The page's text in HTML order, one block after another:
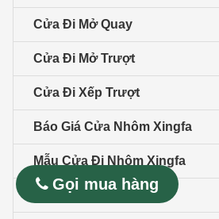
Cửa Đi Mở Quay
Cửa Đi Mở Trượt
Cửa Đi Xếp Trượt
Báo Giá Cửa Nhôm Xingfa
Mẫu Cửa Đi Nhôm Xingfa
Nhôm Cầu Cách Nhiệt
Gọi mua hàng